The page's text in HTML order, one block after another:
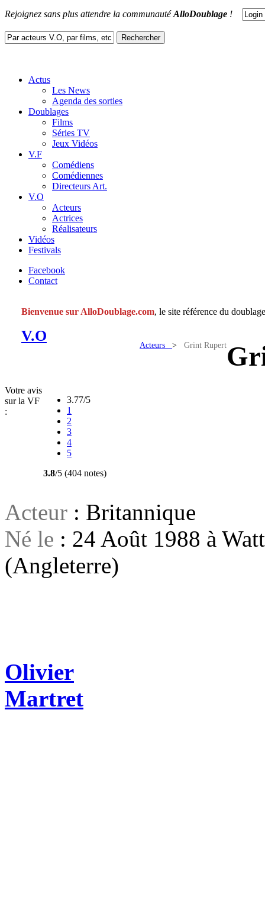
Rejoignez sans plus attendre la communautéAlloDoublage !
Actus
Les News
Agenda des sorties
Doublages
Films
Séries TV
Jeux Vidéos
V.F
Comédiens
Comédiennes
Directeurs Art.
V.O
Acteurs
Actrices
Réalisateurs
Vidéos
Festivals
Facebook
Contact
Bienvenue sur AlloDoublage.com, le site référence du
V.O
Acteurs > Grint Rupert
Votre avis
sur la VF
:
3.77/5
1
2
3
4
5
3.8/5 (404 notes)
Acteur : Britannique
Né le : 24 Août 1988 à
(Angleterre)
Olivier
Martret